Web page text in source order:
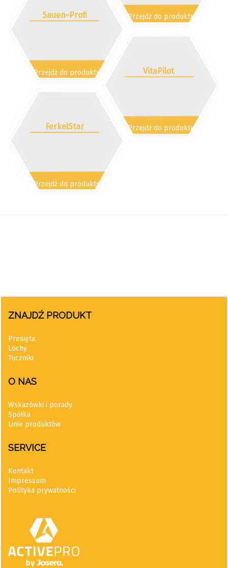
Sauen-Profi
Przejdż do produktu
Przejdż do produktu
FerkelStar
Przejdż do produktu
VitaPilot
Przejdż do produktu
ZNAJDŹ PRODUKT
Prosięta
Lochy
Tuczniki
O NAS
Wskazówki i porady
Spółka
Linie produktów
SERVICE
Kontakt
Impressum
Polityka prywatności